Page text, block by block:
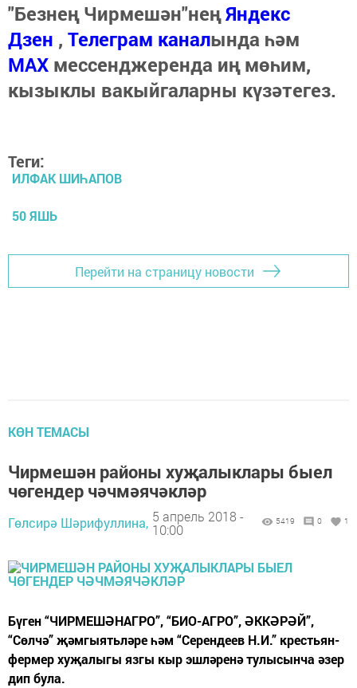
"Безнең Чирмешән"неңЯндекс
Дзен , Телеграм каналында һәм
МАХ мессенджеренда иң мөһим,
кызыклы вакыйгаларны күзәтегез.
Теги:
ИЛФАК ШИҺАПОВ
50 ЯШЬ
Перейти на страницу новости
КӨН ТЕМАСЫ
Чирмешән районы хуҗалыклары быел
чөгендер чәчмәячәкләр
Гөлсирә Шәрифуллина, 5 апрель 2018 -
10:00
5419 0 1
Бүген “ЧИРМЕШӘНАГРО”, “БИО-АГРО”, ӘККӘРӘЙ”,
“Сөлчә” җәмгыятьләре һәм “Серендеев Н.И.” крестьян-
фермер хуҗалыгы язгы кыр эшләренә тулысынча әзер
дип була.